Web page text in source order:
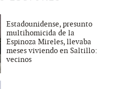
Estadounidense, presunto
multihomicida de la
Espinoza Mireles, llevaba
meses viviendo en Saltillo:
vecinos